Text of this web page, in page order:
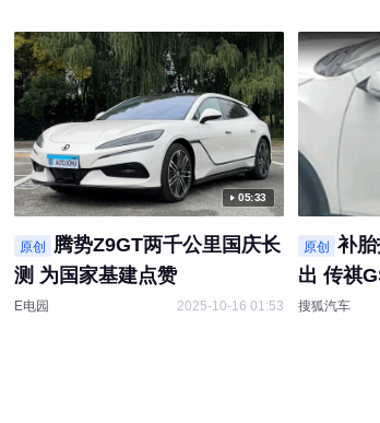
05:33
原创
腾势Z9GT两千公里国庆长
测 为国家基建点赞
E电园 2025-10-16 01:53
原创 补
出 传祺
故 赔偿
搜狐汽车